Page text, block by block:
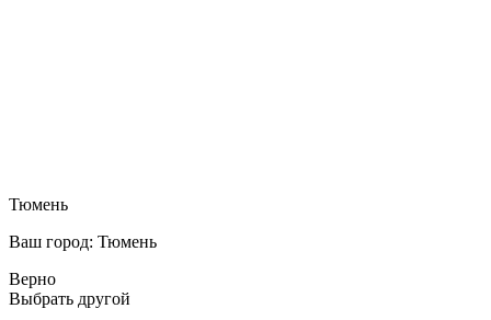
Тюмень
Ваш город: Тюмень
Верно
Выбрать другой